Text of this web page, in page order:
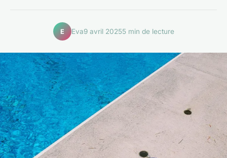
E Eva9 avril 20255 min de lecture